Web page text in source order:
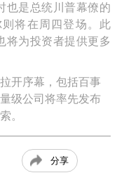
也是总统川普幕僚的
将在周四登场。此
将为投资者提供更多
开序幕，包括百事
级公司将率先发布
。
分享